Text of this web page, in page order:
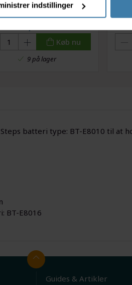
indstillinger
til El-Cykler - 250
ml
Køb nu
9 på lager
batteri type: BT-E8010 til
BT-E8016
Guides & Artikler